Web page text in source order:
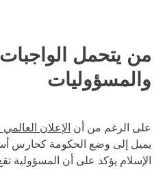
من يتحمل
والمسؤوليات
على الرغم من أن الإعلان
يميل إلى وضع الحكومة كحارس
الإسلام يؤكد على أن المسؤولية